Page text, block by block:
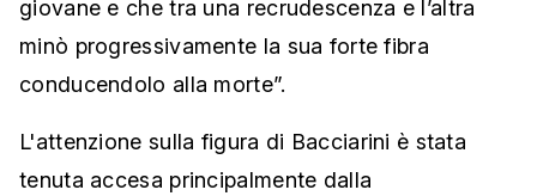
giovane e che tra una recrudescenza e l’altra
minò progressivamente la sua forte fibra
conducendolo alla morte”.
L'attenzione sulla figura di Bacciarini è stata
tenuta accesa principalmente dalla